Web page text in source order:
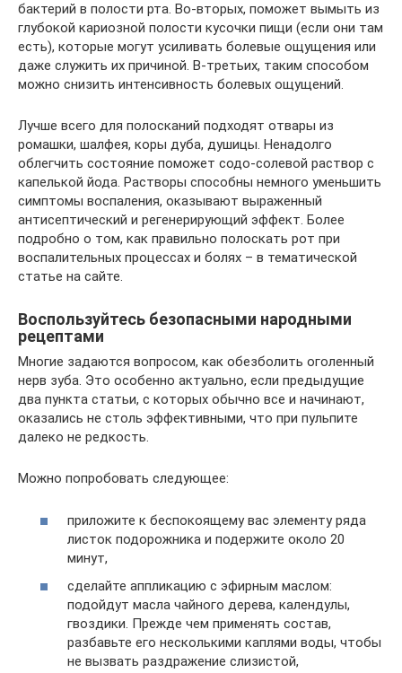
бактерий в полости рта. Во-вторых, поможет вымыть из
глубокой кариозной полости кусочки пищи (если они там
есть), которые могут усиливать болевые ощущения или
даже служить их причиной. В-третьих, таким способом
можно снизить интенсивность болевых ощущений.
Лучше всего для полосканий подходят отвары из
ромашки, шалфея, коры дуба, душицы. Ненадолго
облегчить состояние поможет содо-солевой раствор с
капелькой йода. Растворы способны немного уменьшить
симптомы воспаления, оказывают выраженный
антисептический и регенерирующий эффект. Более
подробно о том, как правильно полоскать рот при
воспалительных процессах и болях – в тематической
статье на сайте.
Воспользуйтесь безопасными народными
рецептами
Многие задаются вопросом, как обезболить оголенный
нерв зуба. Это особенно актуально, если предыдущие
два пункта статьи, с которых обычно все и начинают,
оказались не столь эффективными, что при пульпите
далеко не редкость.
Можно попробовать следующее:
приложите к беспокоящему вас элементу ряда
листок подорожника и подержите около 20
минут,
сделайте аппликацию с эфирным маслом:
подойдут масла чайного дерева, календулы,
гвоздики. Прежде чем применять состав,
разбавьте его несколькими каплями воды, чтобы
не вызвать раздражение слизистой,